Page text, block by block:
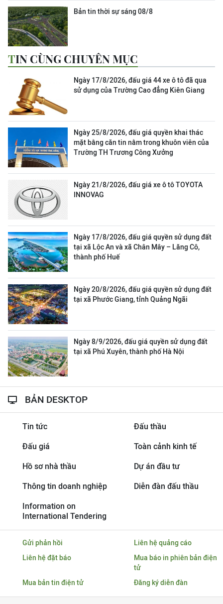
Bản tin thời sự sáng 08/8
TIN CÙNG CHUYÊN MỤC
Ngày 17/8/2026, đấu giá 44 xe ô tô đã qua
sử dụng của Trường Cao đẳng Kiên Giang
Ngày 25/8/2026, đấu giá quyền khai thác
mặt bằng căn tin nằm trong khuôn viên của
Trường TH Trương Công Xưởng
Ngày 21/8/2026, đấu giá xe ô tô TOYOTA
INNOVAG
Ngày 17/8/2026, đấu giá quyền sử dụng đất
tại xã Lộc An và xã Chân Mây – Lăng Cô,
thành phố Huế
Ngày 20/8/2026, đấu giá quyền sử dụng đất
tại xã Phước Giang, tỉnh Quảng Ngãi
Ngày 8/9/2026, đấu giá quyền sử dụng đất
tại xã Phú Xuyên, thành phố Hà Nội
BẢN DESKTOP
Tin tức Đấu thầu
Đấu giá Toàn cảnh kinh tế
Hồ sơ nhà thầu Dự án đầu tư
Thông tin doanh nghiệp Diễn đàn đấu thầu
Information on
International Tendering
Gửi phản hồi
Liên hệ quảng cáo
Liên hệ đặt báo
Mua báo in phiên bản điện
tử
Mua bản tin điện tử
Đăng ký diễn đàn